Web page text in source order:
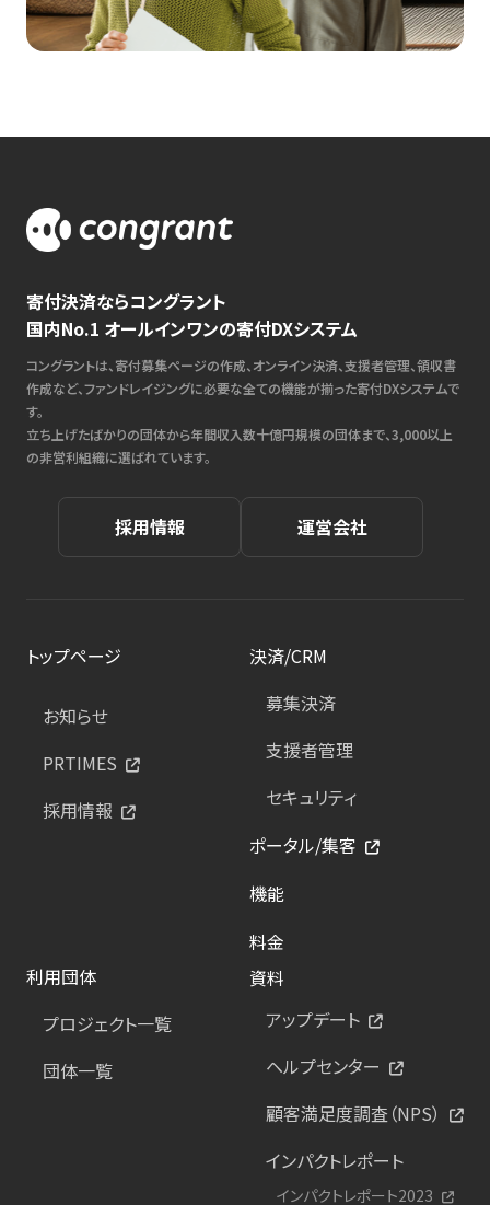
寄付決済ならコングラント
国内No.1 オールインワンの寄付DXシステム
コングラントは、寄付募集ページの作成、オンライン決済、支援者管理、領収書
作成など、ファンドレイジングに必要な全ての機能が揃った寄付DXシステムで
す。
立ち上げたばかりの団体から年間収入数十億円規模の団体まで、3,000以上
の非営利組織に選ばれています。
採用情報 運営会社
トップページ
お知らせ
PRTIMES
採用情報
決済/CRM
募集決済
支援者管理
セキュリティ
ポータル/集客
機能
料金
利用団体
プロジェクト一覧
団体一覧
資料
アップデート
ヘルプセンター
顧客満足度調査（NPS）
インパクトレポート
インパクトレポート2023